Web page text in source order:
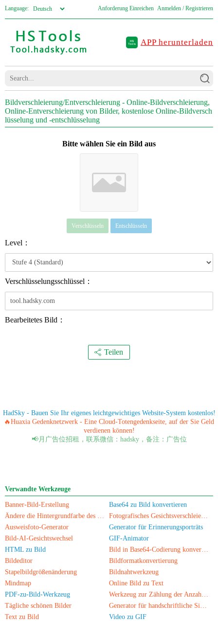
Language: Anforderung Einreichen Anmelden / Registrieren
APP herunterladen
Bildverschleierung/Entverschleierung - Online-Bildverschleierung,
Online-Entverschleierung von Bilder, kostenlose Online-Bildversch
lüsselung und -entschlüsselung
Bitte wählen Sie ein Bild aus
Verschlüsseln Entschlüsseln
Level：
Verschlüsselungsschlüssel：
Bearbeitetes Bild：
Teilen
HadSky - Bauen Sie Ihr eigenes leichtgewichtiges Website-System kostenlos!
🔥Huaxia Gedenknetzwerk - Eine Cloud-Totengedenkseite, auf der Sie Geld
verdienen können!
📢月广告位招租，联系微信：hadsky，备注：广告位
Verwandte Werkzeuge
Banner-Bild-Erstellung
Base64 zu Bild konvertieren
Ändere die Hintergrundfarbe des Fotos
Fotografisches Gesichtsverschleierungstool
Ausweisfoto-Generator
Generator für Erinnerungsporträts
Bild-AI-Gesichtswechsel
GIF-Animator
HTML zu Bild
Bild in Base64-Codierung konvertieren
Bildeditor
Bildformatkonvertierung
Stapelbildgrößenänderung
Bildnahtwerkzeug
Mindmap
Online Bild zu Text
PDF-zu-Bild-Werkzeug
Werkzeug zur Zählung der Anzahl von Personen auf Fotos
Tägliche schönen Bilder
Generator für handschriftliche Signaturbilder
Text zu Bild
Video zu GIF